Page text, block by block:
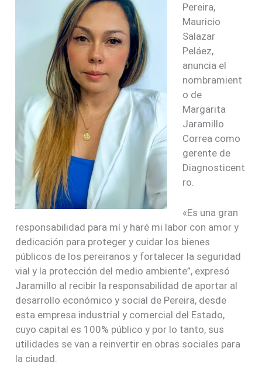
Pereira,
Mauricio
Salazar
Peláez,
anuncia el
nombramient
o de
Margarita
Jaramillo
Correa como
gerente de
Diagnosticent
ro.
«Es una gran
responsabilidad para mí y haré mi labor con amor y
dedicación para proteger y cuidar los bienes
públicos de los pereiranos y fortalecer la seguridad
vial y la protección del medio ambiente”, expresó
Jaramillo al recibir la responsabilidad de aportar al
desarrollo económico y social de Pereira, desde
esta empresa industrial y comercial del Estado,
cuyo capital es 100% público y por lo tanto, sus
utilidades se van a reinvertir en obras sociales para
la ciudad.